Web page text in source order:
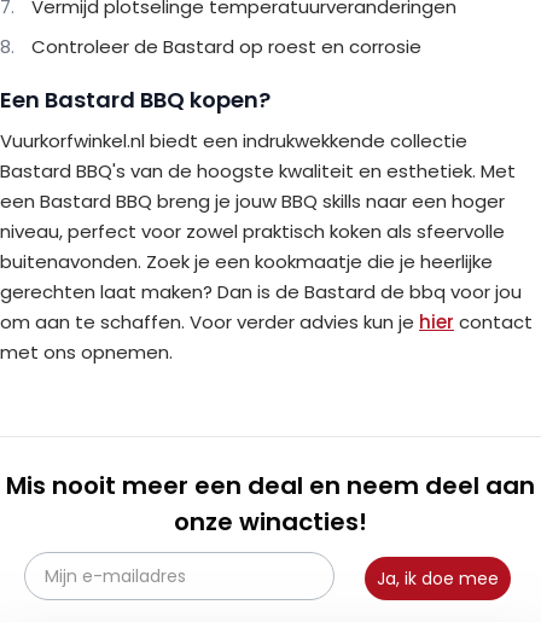
Vermijd plotselinge temperatuurveranderingen
Controleer de Bastard op roest en corrosie
Een Bastard BBQ kopen?
Vuurkorfwinkel.nl biedt een indrukwekkende collectie
Bastard BBQ's van de hoogste kwaliteit en esthetiek. Met
een Bastard BBQ breng je jouw BBQ skills naar een hoger
niveau, perfect voor zowel praktisch koken als sfeervolle
buitenavonden. Zoek je een kookmaatje die je heerlijke
gerechten laat maken? Dan is de Bastard de bbq voor jou
om aan te schaffen. Voor verder advies kun je hier contact
met ons opnemen.
Mis nooit meer een deal en neem deel aan
onze winacties!
Ja, ik doe mee